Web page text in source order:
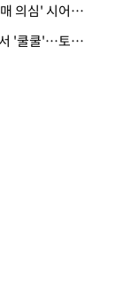
· 냄비 태우고 욕실 물바다…'치매 의심' 시어머니 검사 권유했다가 '날벼락'
· 새벽 식당 몰래 들어와 테이블서 '쿨쿨'…토사물 남기고 사라진 남성